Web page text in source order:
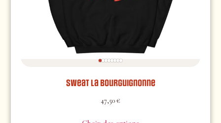
Sweat La Bourguignonne
47,50€